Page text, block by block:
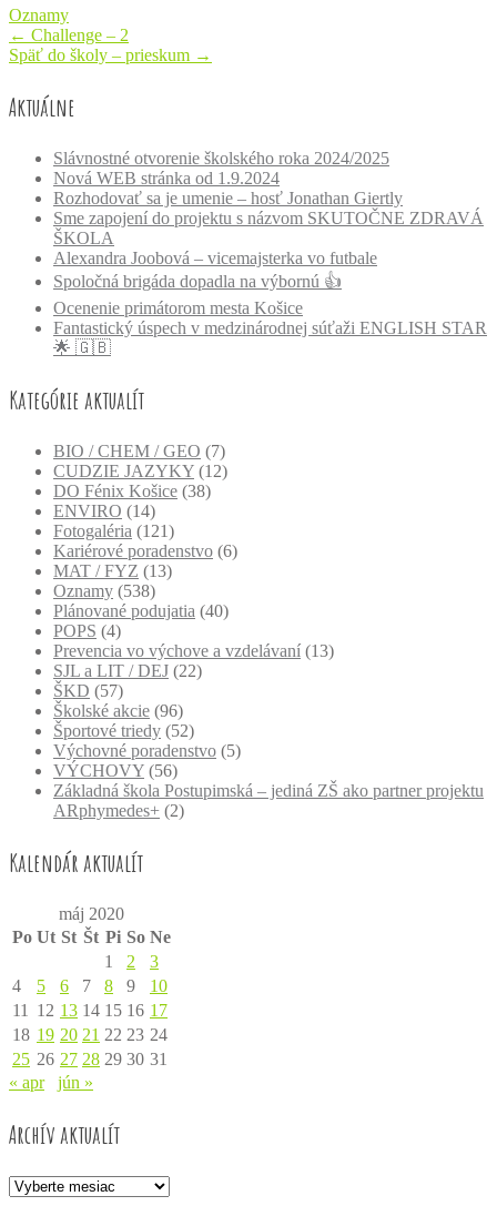
Oznamy
Post
navigation
← Challenge – 2
Späť do školy – prieskum →
Aktuálne
Slávnostné otvorenie školského roka 2024/2025
Nová WEB stránka od 1.9.2024
Rozhodovať sa je umenie – hosť Jonathan Giertly
Sme zapojení do projektu s názvom SKUTOČNE ZDRAVÁ
ŠKOLA
Alexandra Joobová – vicemajsterka vo futbale
Spoločná brigáda dopadla na výbornú 👍
Ocenenie primátorom mesta Košice
Fantastický úspech v medzinárodnej súťaži ENGLISH STAR
🌟 🇬🇧
Kategórie aktualít
BIO / CHEM / GEO (7)
CUDZIE JAZYKY (12)
DO Fénix Košice (38)
ENVIRO (14)
Fotogaléria (121)
Kariérové poradenstvo (6)
MAT / FYZ (13)
Oznamy (538)
Plánované podujatia (40)
POPS (4)
Prevencia vo výchove a vzdelávaní (13)
SJL a LIT / DEJ (22)
ŠKD (57)
Školské akcie (96)
Športové triedy (52)
Výchovné poradenstvo (5)
VÝCHOVY (56)
Základná škola Postupimská – jediná ZŠ ako partner projektu
ARphymedes+ (2)
Kalendár aktualít
máj 2020
Po Ut St Št Pi So Ne
1
2
3
4
5 6 7 8 9
10
11
12 13 14 15 16 17
18 19 20 21 22 23 24
25 26 27 28 29 30 31
« apr
jún »
Archív aktualít
Archív